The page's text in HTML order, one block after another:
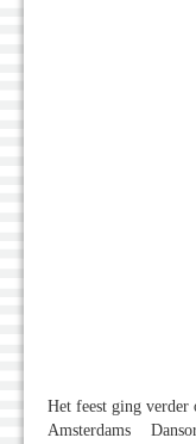
Het feest ging verder
Amsterdams